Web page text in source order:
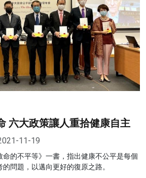
六大政策讓人重拾健康自主
11-19
的不平等》一書，指出健康不公平是每個
問題，以邁向更好的復原之路。